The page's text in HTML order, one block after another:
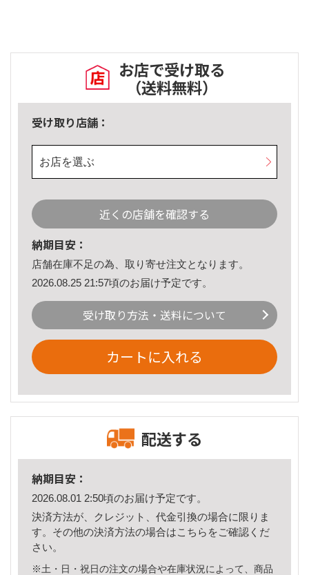
お店で受け取る
（送料無料）
受け取り店舗：
お店を選ぶ
近くの店舗を確認する
納期目安：
店舗在庫不足の為、取り寄せ注文となります。
2026.08.25 21:57頃のお届け予定です。
受け取り方法・送料について
カートに入れる
配送する
納期目安：
2026.08.01 2:50頃のお届け予定です。
決済方法が、クレジット、代金引換の場合に限りま
す。その他の決済方法の場合はこちら をご確認くだ
さい。
※土・日・祝日の注文の場合や在庫状況によって、商品